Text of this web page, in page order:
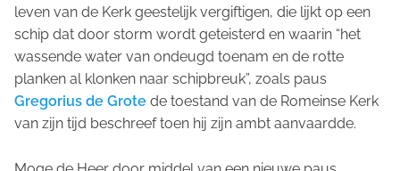
leven van de Kerk geestelijk vergiftigen, die lijkt op een
schip dat door storm wordt geteisterd en waarin “het
wassende water van ondeugd toenam en de rotte
planken al klonken naar schipbreuk”, zoals paus
Gregorius de Grote de toestand van de Romeinse Kerk
van zijn tijd beschreef toen hij zijn ambt aanvaardde.